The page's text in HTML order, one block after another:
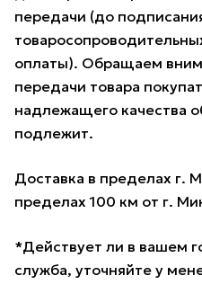
передачи (до
оплаты). Обращаем
передачи товара
надлежащего качества
подлежит.
Доставка в пределах г.
пределах 100 км от г.
*Действует ли в вашем
служба, уточняйте у